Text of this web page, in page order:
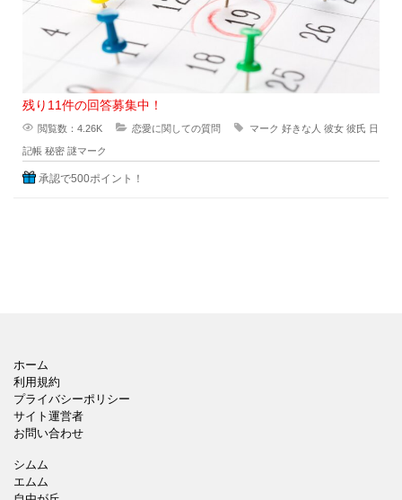
残り11件の回答募集中！
閲覧数：4.26K 恋愛に関しての質問 マーク 好きな人 彼女 彼氏 日
記帳 秘密 謎マーク
承認で500ポイント！
ホーム
利用規約
プライバシーポリシー
サイト運営者
お問い合わせ
シムム
エムム